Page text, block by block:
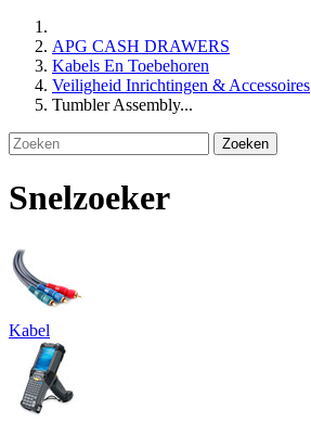
APG CASH DRAWERS
Kabels En Toebehoren
Veiligheid Inrichtingen & Accessoires
Tumbler Assembly...
Zoeken
Snelzoeker
Kabel